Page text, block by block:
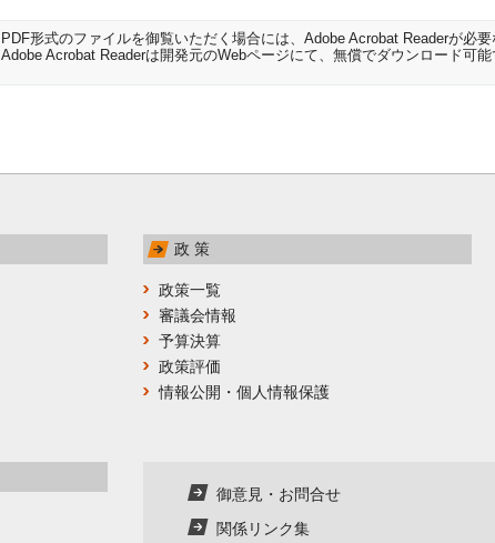
PDF形式のファイルを御覧いただく場合には、Adobe Acrobat Readerが必要
Adobe Acrobat Readerは開発元のWebページにて、無償でダウンロード可能
政 策
政策一覧
審議会情報
予算決算
政策評価
情報公開・個人情報保護
御意見・お問合せ
関係リンク集